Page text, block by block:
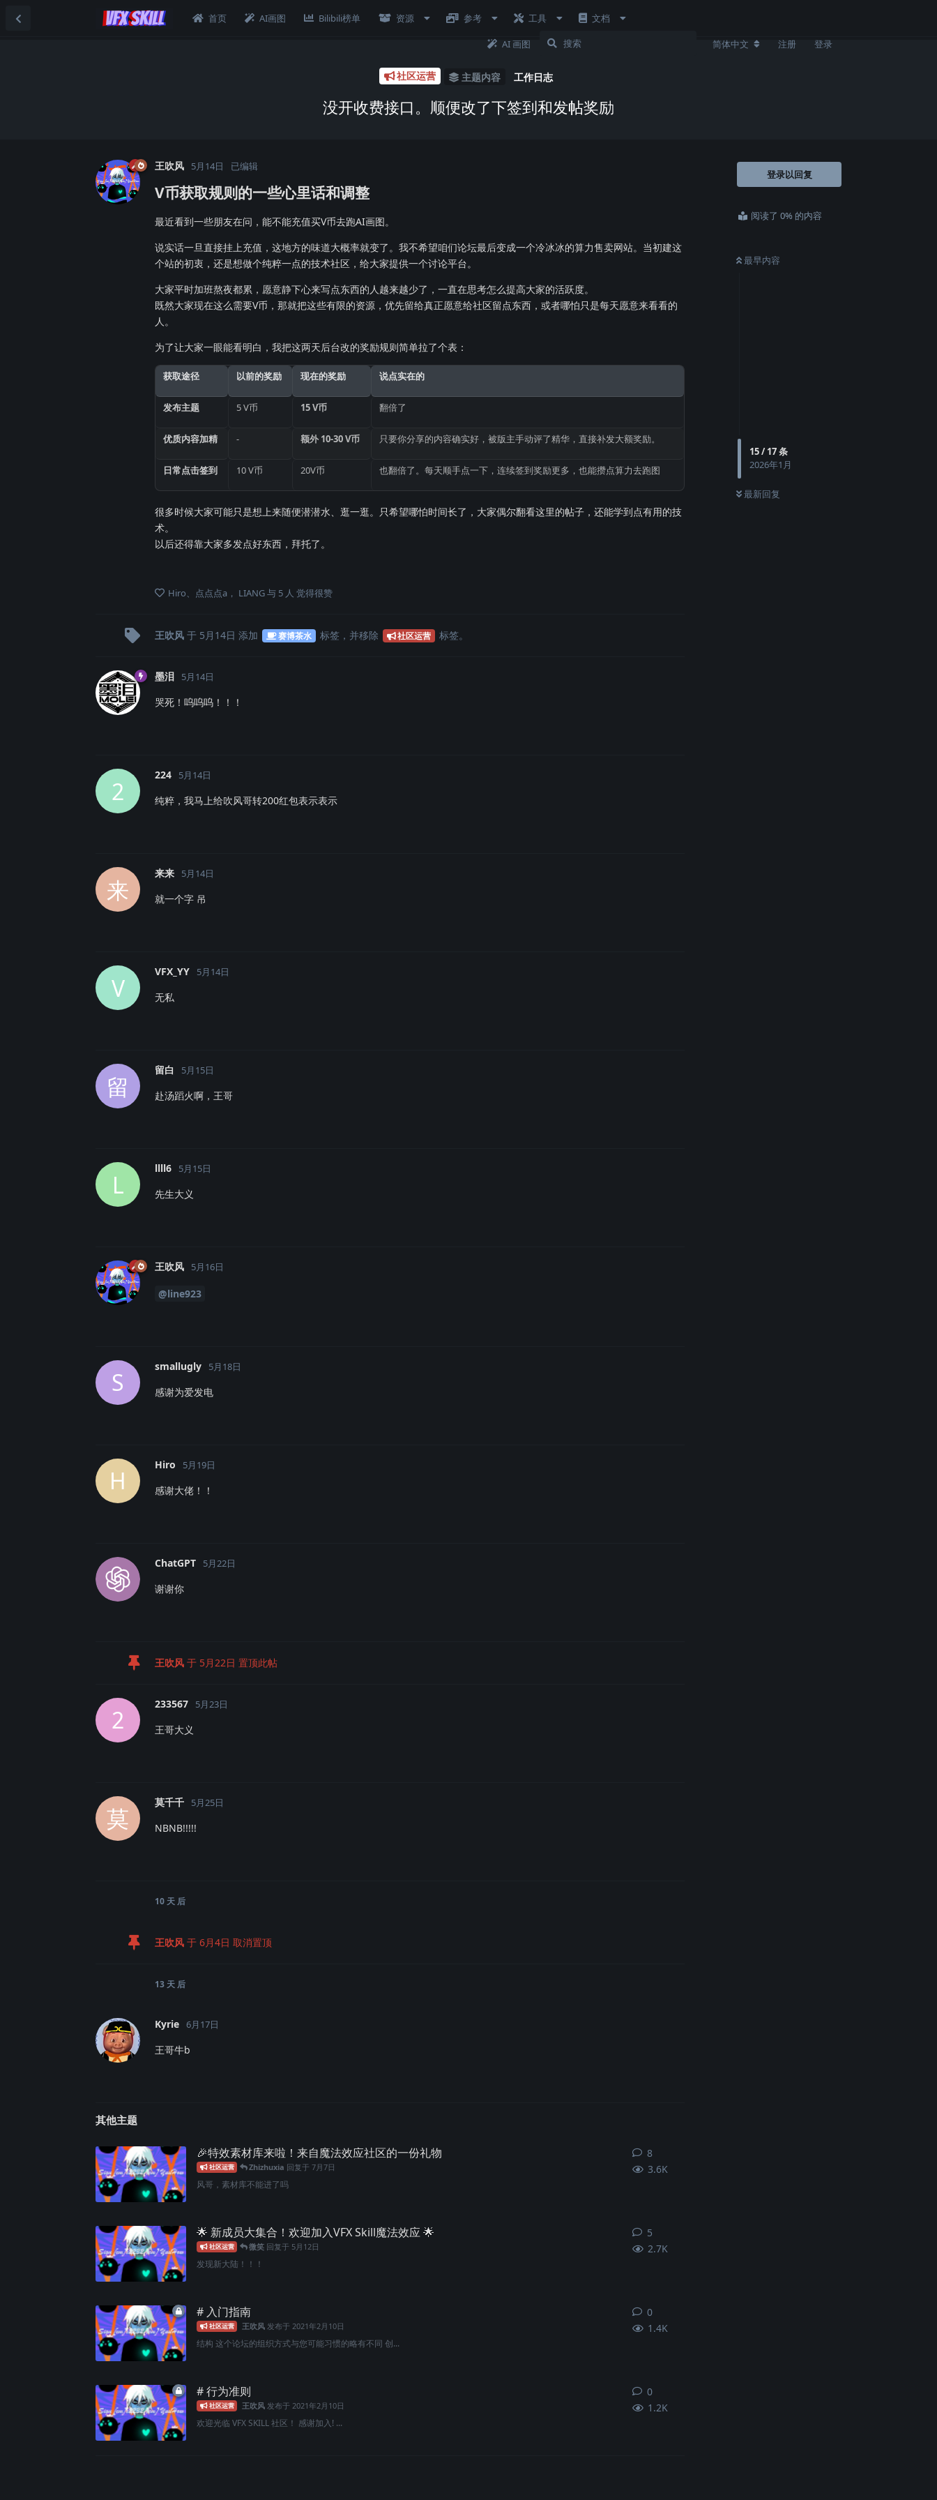
首页 AI画图 Bilibili榜单 资源 参考 工具 文档
AI 画图 简体中文 注册 登录
社区运营 主题内容 工作日志
没开收费接口。顺便改了下签到和发帖奖励
登录以回复
阅读了 0% 的内容
最早内容
15/17条
2026年1月
最新回复
王吹风 5月14日 已编辑
V币获取规则的一些心里话和调整
最近看到一些朋友在问，能不能充值买V币去跑AI画图。
说实话一旦直接挂上充值，这地方的味道大概率就变了。我不希望咱们论坛最后变成一个冷冰冰的算力售卖网站。当初建这
个站的初衷，还是想做个纯粹一点的技术社区，给大家提供一个讨论平台。
大家平时加班熬夜都累，愿意静下心来写点东西的人越来越少了，一直在思考怎么提高大家的活跃度。
既然大家现在这么需要V币，那就把这些有限的资源，优先留给真正愿意给社区留点东西，或者哪怕只是每天愿意来看看的
人。
为了让大家一眼能看明白，我把这两天后台改的奖励规则简单拉了个表：
获取途径 以前的奖励 现在的奖励 说点实在的
发布主题 5 V币 15 V币 翻倍了
优质内容加精 - 额外 10-30 V币 只要你分享的内容确实好，被版主手动评了精华，直接补发大额奖励。
日常点击签到 10 V币 20V币 也翻倍了。每天顺手点一下，连续签到奖励更多，也能攒点算力去跑图
很多时候大家可能只是想上来随便潜潜水、逛一逛。只希望哪怕时间长了，大家偶尔翻看这里的帖子，还能学到点有用的技
术。
以后还得靠大家多发点好东西，拜托了。
Hiro、 点点点a ， LIANG与 5 人 觉得很赞
王吹风 于 5月14日 添加 赛博茶水 标签 ，并移除 社区运营 标签。
墨泪 5月14日
哭死！呜呜呜！！！
2
224 5月14日
纯粹，我马上给吹风哥转200红包表示表示
来
来来 5月14日
就一个字 吊
V
VFX_YY 5月14日
无私
留
留白 5月15日
赴汤蹈火啊，王哥
L
llll6 5月15日
先生大义
王吹风 5月16日
@line923
S
smallugly 5月18日
感谢为爱发电
H
Hiro 5月19日
感谢大佬！！
ChatGPT 5月22日
谢谢你
王吹风 于 5月22日 置顶此帖
2
233567 5月23日
王哥大义
莫
莫千千 5月25日
NBNB!!!!!
10 天 后
王吹风 于 6月4日 取消置顶
13 天 后
Kyrie 6月17日
王哥牛b
其他主题
🎉特效素材库来啦！来自魔法效应社区的一份礼物
社区运营 Zhizhuxia 回复于7月7日 3.6K
风哥，素材库不能进了吗
8
🌟 新成员大集合！欢迎加入VFX Skill魔法效应 🌟
社区运营 微笑 回复于 5月12日 2.7K
发现新大陆！！！
5
# 入门指南
社区运营 王吹风 发布于2021年2月10日 1.4K
结构 这个论坛的组织方式与您可能习惯的略有不同 创...
0
# 行为准则
社区运营 王吹风 发布于2021年2月10日 1.2K
欢迎光临 VFX SKILL 社区！ 感谢加入! ...
0